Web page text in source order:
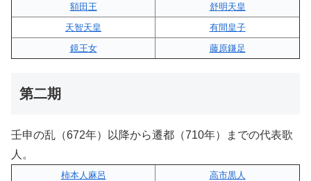
額田王
舒明天皇
天智天皇
有間皇子
鏡王女
藤原鎌足
第二期
壬申の乱（672年）以降から遷都（710年）までの代表歌
人。
柿本人麻呂
高市黒人